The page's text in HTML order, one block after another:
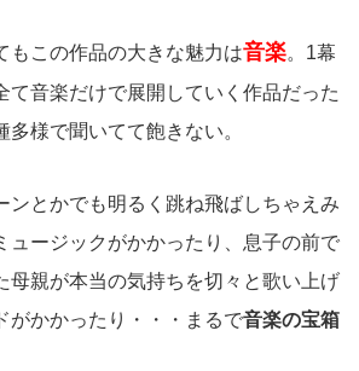
もこの作品の大きな魅力は音楽。1幕
て音楽だけで展開していく作品だった
様で聞いてて飽きない。
ンとかでも明るく跳ね飛ばしちゃえみ
ュージックがかかったり、息子の前で
母親が本当の気持ちを切々と歌い上げ
がかかったり・・・まるで音楽の宝箱